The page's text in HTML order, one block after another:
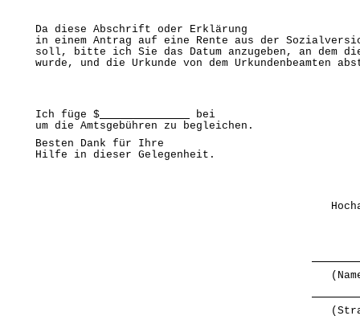
Da diese Abschrift oder Erklärung
in einem Antrag auf eine Rente aus der
soll, bitte ich Sie das Datum anzugeben, an dem
wurde, und die Urkunde von dem Urkundenbeamten
Ich füge $
bei
um die Amtsgebühren zu begleichen.
Besten Dank für Ihre
Hilfe in dieser Gelegenheit.